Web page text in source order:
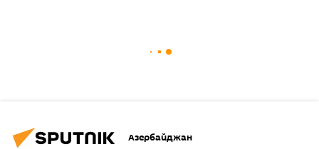
Азербайджан